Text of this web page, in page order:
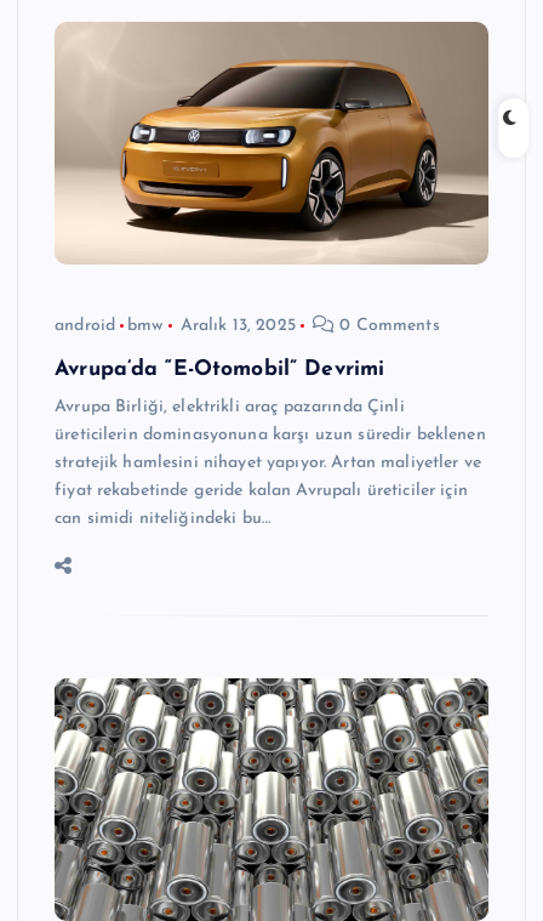
android bmw Aralık 13, 2025 0 Comments
Avrupa’da “E-Otomobil” Devrimi
Avrupa Birliği, elektrikli araç pazarında Çinli
üreticilerin dominasyonuna karşı uzun süredir beklenen
stratejik hamlesini nihayet yapıyor. Artan maliyetler ve
fiyat rekabetinde geride kalan Avrupalı üreticiler için
can simidi niteliğindeki bu…